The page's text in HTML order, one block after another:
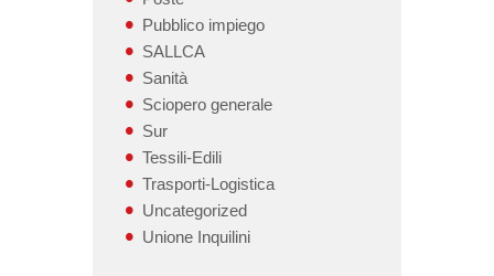
Pubblico impiego
SALLCA
Sanità
Sciopero generale
Sur
Tessili-Edili
Trasporti-Logistica
Uncategorized
Unione Inquilini